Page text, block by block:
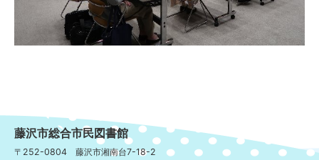
藤沢市総合市民図書館
〒252-0804 藤沢市湘南台7-18-2